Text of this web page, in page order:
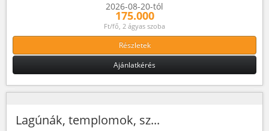
2026-08-20-tól
175.000
Ft/fő, 2 ágyas szoba
Részletek
Ajánlatkérés
Lagúnák, templomok, sz...